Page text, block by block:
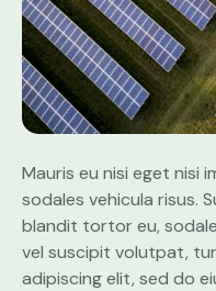
Mauris eu nisi eget nisi
sodales vehicula risus.
blandit tortor eu,
vel suscipit volutpat,
adipiscing elit, sed do